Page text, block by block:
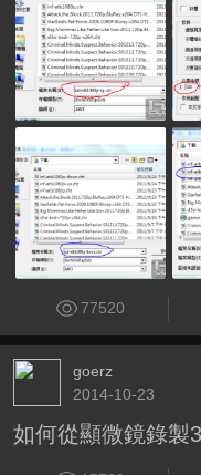
77520
goerz
2014-10-23
如何從顯微鏡錄製